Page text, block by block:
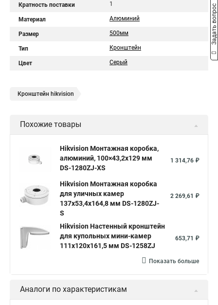
Кратность поставки 1
Материал Алюминий
Размер 500мм
Тип Кронштейн
Цвет Серый
Кронштейн hikvision
Похожие товары
Hikvision Монтажная коробка,
алюминий, 100×43,2x129 мм
DS-1280ZJ-XS
1 314,76 ₽
Hikvision Монтажная коробка
для уличных камер
137x53,4x164,8 мм DS-1280ZJ-
S
2 269,61 ₽
Hikvision Настенный кронштейн
для купольных мини-камер
111x120x161,5 мм DS-1258ZJ
653,71 ₽
Показать больше
Аналоги по характеристикам
Задать вопрос